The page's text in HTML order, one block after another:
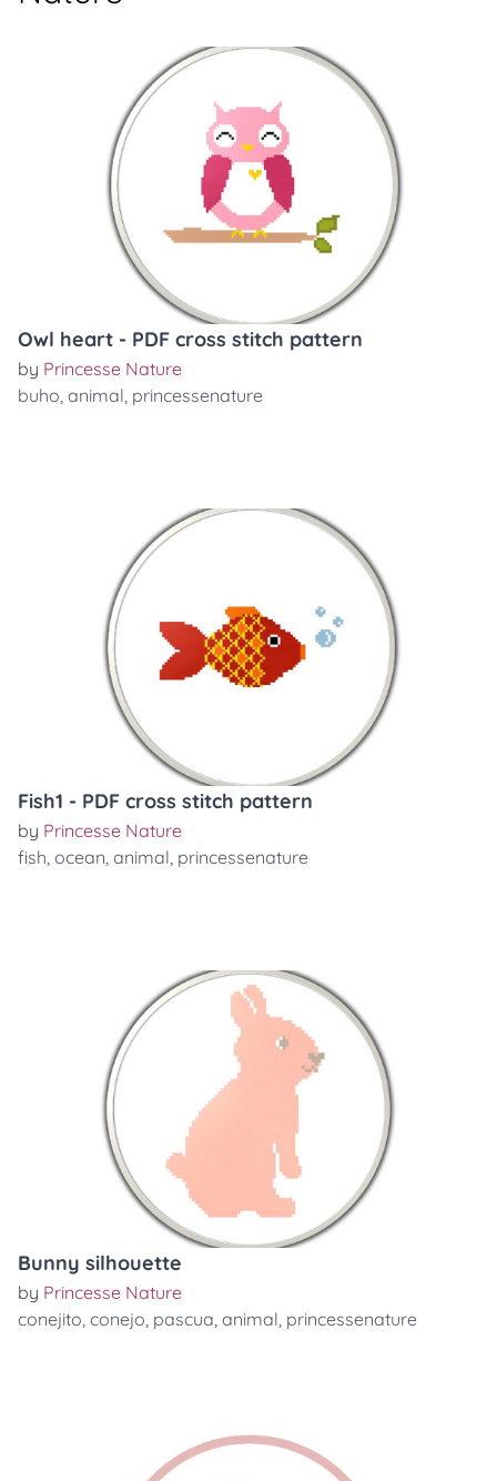
Owl heart - PDF cross stitch pattern
by Princesse Nature
buho, animal, princessenature
Fish1 - PDF cross stitch pattern
by Princesse Nature
fish, ocean, animal, princessenature
Bunny silhouette
by Princesse Nature
conejito, conejo, pascua, animal, princessenature